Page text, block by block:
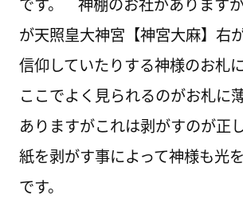
が天照皇大神宮【神宮大麻】右
信仰していたりする神様のお札
ここでよく見られるのがお札に
ありますがこれは剥がすのが正
紙を剥がす事によって神様も光
です。